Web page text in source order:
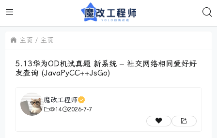
主页 主页
5.13华为OD机试真题 新系统 – 社交网络相同爱好好
友查询 (JavaPyCC++JsGo)
魔改工程师
14 2026-7-7